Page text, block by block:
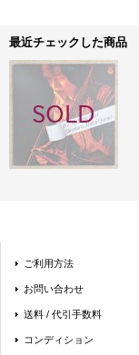
最近チェックした商品
ご利用方法
お問い合わせ
送料 / 代引手数料
コンディション